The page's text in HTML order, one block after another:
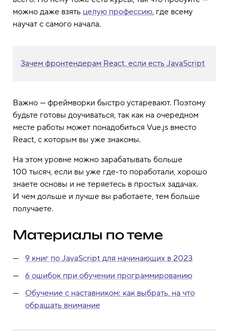
можно даже взять целую профессию, где всему
научат с самого начала.
Зачем фронтендерам React, если есть JavaScript
Важно — фреймворки быстро устаревают. Поэтому
будьте готовы доучиваться, так как на очередном
месте работы может понадобиться Vue.js вместо
React, с которым вы уже знакомы.
На этом уровне можно зарабатывать больше
100 тысяч, если вы уже где-то поработали, хорошо
знаете основы и не теряетесь в простых задачах.
И чем дольше и лучше вы работаете, тем больше
получаете.
Материалы по теме
9 книг по JavaScript для начинающих в 2023
6 ошибок при обучении программированию
Обучение с наставником: как выбрать, на что
обращать внимание